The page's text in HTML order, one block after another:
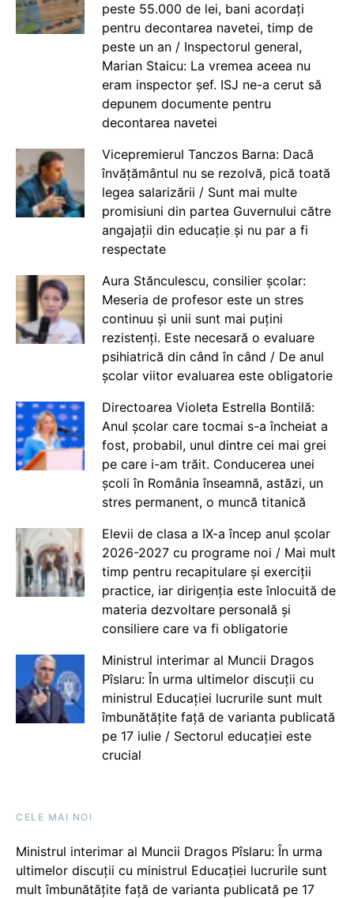
peste 55.000 de lei, bani acordați
pentru decontarea navetei, timp de
peste un an / Inspectorul general,
Marian Staicu: La vremea aceea nu
eram inspector șef. ISJ ne-a cerut să
depunem documente pentru
decontarea navetei
Vicepremierul Tanczos Barna: Dacă
învățământul nu se rezolvă, pică toată
legea salarizării / Sunt mai multe
promisiuni din partea Guvernului către
angajații din educație și nu par a fi
respectate
Aura Stănculescu, consilier școlar:
Meseria de profesor este un stres
continuu și unii sunt mai puțini
rezistenți. Este necesară o evaluare
psihiatrică din când în când / De anul
școlar viitor evaluarea este obligatorie
Directoarea Violeta Estrella Bontilă:
Anul școlar care tocmai s-a încheiat a
fost, probabil, unul dintre cei mai grei
pe care i-am trăit. Conducerea unei
școli în România înseamnă, astăzi, un
stres permanent, o muncă titanică
Elevii de clasa a IX-a încep anul școlar
2026-2027 cu programe noi / Mai mult
timp pentru recapitulare și exerciții
practice, iar dirigenția este înlocuită de
materia dezvoltare personală și
consiliere care va fi obligatorie
Ministrul interimar al Muncii Dragos
Pîslaru: În urma ultimelor discuții cu
ministrul Educației lucrurile sunt mult
îmbunătățite față de varianta publicată
pe 17 iulie / Sectorul educației este
crucial
CELE MAI NOI
Ministrul interimar al Muncii Dragos Pîslaru: În urma
ultimelor discuții cu ministrul Educației lucrurile sunt
mult îmbunătățite față de varianta publicată pe 17